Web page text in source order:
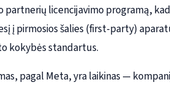
partnerių licencijavimo programą,
į pirmosios šalies (first-party)
kokybės standartus.
pagal Meta, yra laikinas —